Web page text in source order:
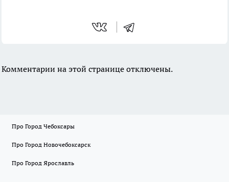
Комментарии на этой странице отключены.
Про Город Чебоксары
Про Город Новочебоксарск
Про Город Ярославль